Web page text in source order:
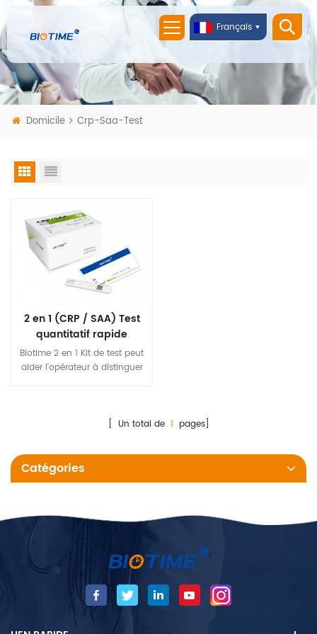
Français
Domicile Crp-Saa-Test
2 en 1 (CRP / SAA) Test
quantitatif rapide
Biotime 2 en 1 Kit de test peut
aider l'opérateur à distinguer
maladies infectueuses.[ Un total de 1 pages]
Catégories